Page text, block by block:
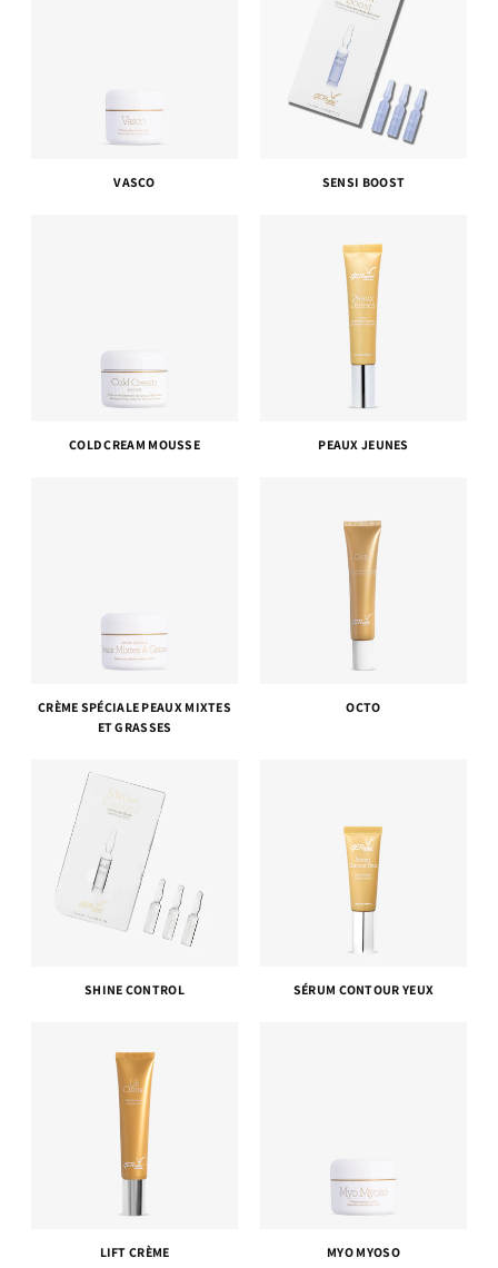
VASCO SENSI BOOST
COLD CREAM MOUSSE PEAUX JEUNES
CRÈME SPÉCIALE PEAUX MIXTES
ET GRASSES
OCTO
SHINE CONTROL SÉRUM CONTOUR YEUX
LIFT CRÈME MYO MYOSO